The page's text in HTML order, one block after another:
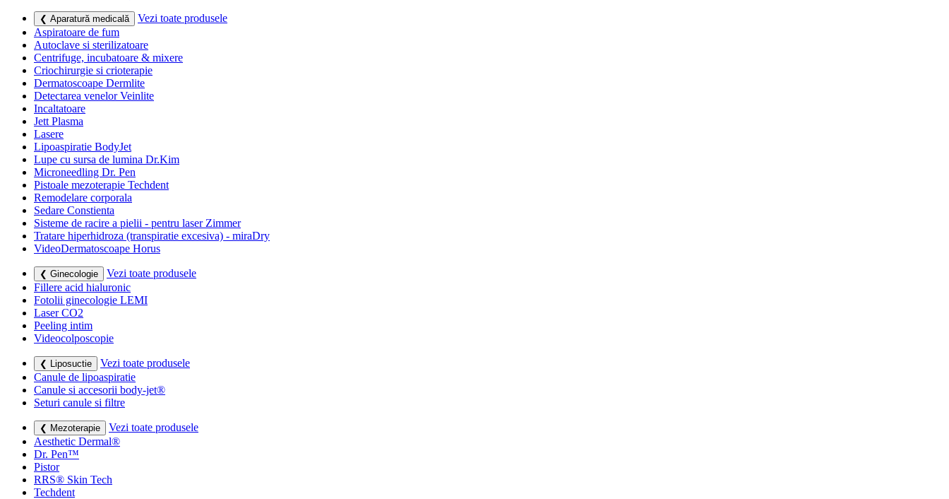
❮ Aparatură medicală
Vezi toate produsele
Aspiratoare de fum
Autoclave si sterilizatoare
Centrifuge, incubatoare & mixere
Criochirurgie si crioterapie
Dermatoscoape Dermlite
Detectarea venelor Veinlite
Incaltatoare
Jett Plasma
Lasere
Lipoaspiratie BodyJet
Lupe cu sursa de lumina Dr.Kim
Microneedling Dr. Pen
Pistoale mezoterapie Techdent
Remodelare corporala
Sedare Constienta
Sisteme de racire a pielii - pentru laser Zimmer
Tratare hiperhidroza (transpiratie excesiva) - miraDry
VideoDermatoscoape Horus
❮ Ginecologie
Vezi toate produsele
Fillere acid hialuronic
Fotolii ginecologie LEMI
Laser CO2
Peeling intim
Videocolposcopie
❮ Liposuctie
Vezi toate produsele
Canule de lipoaspiratie
Canule si accesorii body-jet®
Seturi canule si filtre
❮ Mezoterapie
Vezi toate produsele
Aesthetic Dermal®
Dr. Pen™
Pistor
RRS® Skin Tech
Techdent